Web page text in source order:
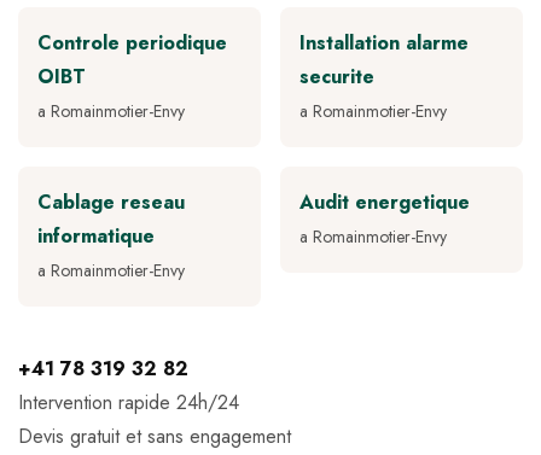
Controle periodique
OIBT
a Romainmotier-Envy
Installation alarme
securite
a Romainmotier-Envy
Cablage reseau
informatique
a Romainmotier-Envy
Audit energetique
a Romainmotier-Envy
+41 78 319 32 82
Intervention rapide 24h/24
Devis gratuit et sans engagement